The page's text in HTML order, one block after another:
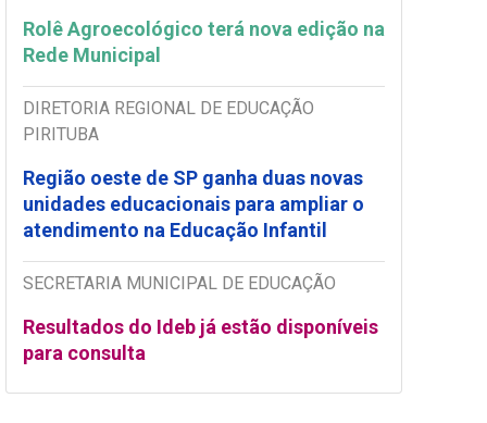
Rolê Agroecológico terá nova edição na
Rede Municipal
DIRETORIA REGIONAL DE EDUCAÇÃO
PIRITUBA
Região oeste de SP ganha duas novas
unidades educacionais para ampliar o
atendimento na Educação Infantil
SECRETARIA MUNICIPAL DE EDUCAÇÃO
Resultados do Ideb já estão disponíveis
para consulta